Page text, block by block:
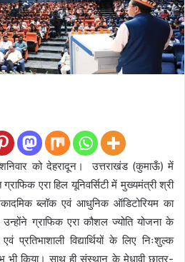
को देहरादून। उत्तराखंड (कुमाऊँ) में
एरा हिल यूनिवर्सिटी में मुख्यमंत्री श्री
ब्लॉक एवं आधुनिक ऑडिटोरियम का
ग्राफिक एरा कौशल ज्योति योजना के
विद्यार्थियों के लिए निःशुल्क
भी किया। साथ ही संस्थान के मेधावी छात्र-